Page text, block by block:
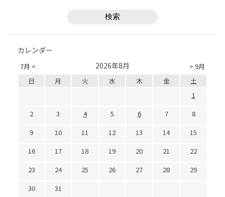
カレンダー
7月 < > 9月
2026年8月
日 月 火 水 木 金
土
1
2
3 4 5 6 7
8
9
10 11 12 13 14
15
16
17 18 19 20 21
22
23
24 25 26 27 28
29
30
31